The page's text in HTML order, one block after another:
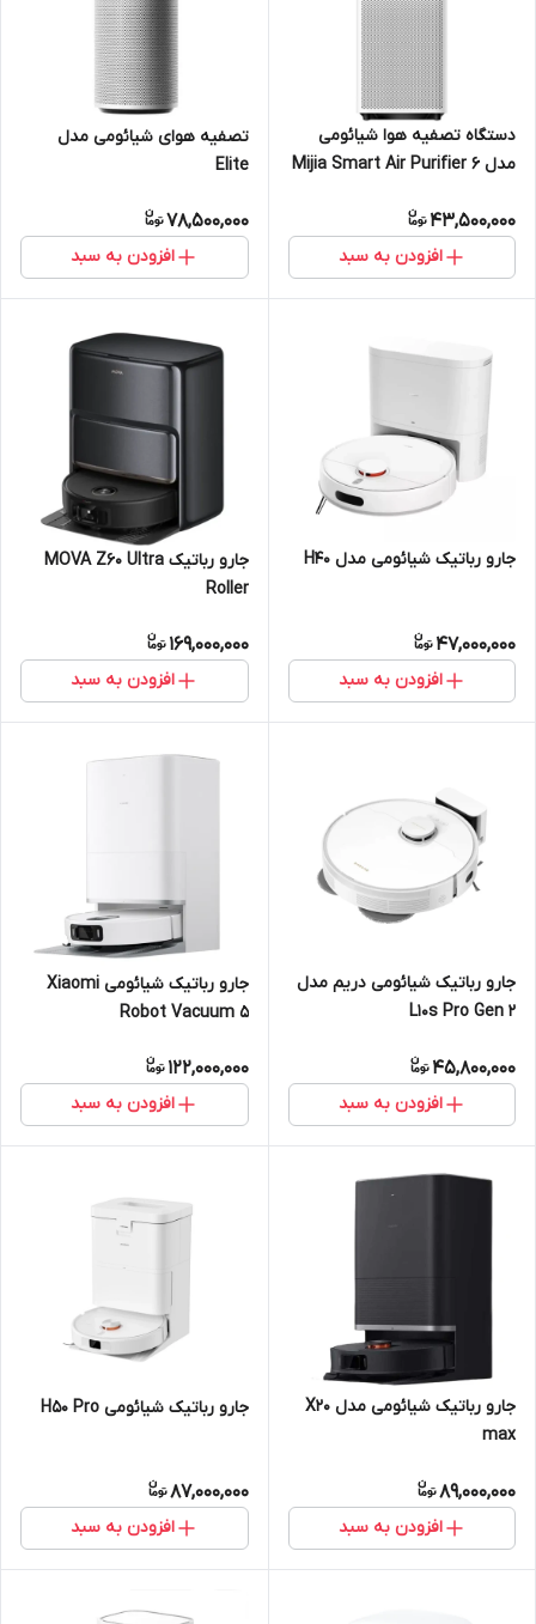
دستگاه تصفیه هوا شیائومی
مدل Mijia Smart Air Purifier 6
43,500,000
افزودن به سبد
تصفیه هوای شیائومی مدل
Elite
78,500,000
افزودن به سبد
جارو رباتیک شیائومی مدل H40
47,000,000
افزودن به سبد
جارو رباتیک MOVA Z60 Ultra
Roller
169,000,000
افزودن به سبد
جارو رباتیک شیائومی دریم مدل
L10s Pro Gen 2
45,800,000
افزودن به سبد
جارو رباتیک شیائومی Xiaomi
Robot Vacuum 5
122,000,000
افزودن به سبد
جارو رباتیک شیائومی مدل X20
max
89,000,000
افزودن به سبد
جارو رباتیک شیائومی H50 Pro
87,000,000
افزودن به سبد